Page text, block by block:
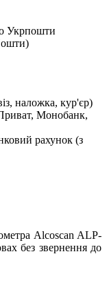
Укрпошти
наложка, кур'єр)
Монобанк,
рахунок (з
Alcoscan ALP-
без звернення до